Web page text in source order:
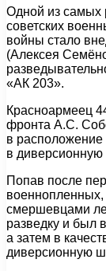
Одной из самых
советских
войны стало
(Алексея
«АК 203».
Красноармеец
фронта А.С.
в расположение
в диверсионную
Попав после
смершевцами
разведку и был
а затем в
диверсионную